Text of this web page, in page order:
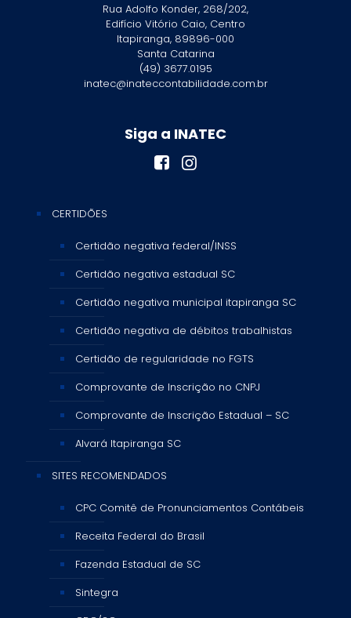
Rua Adolfo Konder, 268/202,
Edifício Vitório Caio, Centro
Itapiranga, 89896-000
Santa Catarina
(49) 3677.0195
inatec@inateccontabilidade.com.br
Siga a INATEC
CERTIDÕES
Certidão negativa federal/INSS
Certidão negativa estadual SC
Certidão negativa municipal itapiranga SC
Certidão negativa de débitos trabalhistas
Certidão de regularidade no FGTS
Comprovante de Inscrição no CNPJ
Comprovante de Inscrição Estadual – SC
Alvará Itapiranga SC
SITES RECOMENDADOS
CPC Comitê de Pronunciamentos Contábeis
Receita Federal do Brasil
Fazenda Estadual de SC
Sintegra